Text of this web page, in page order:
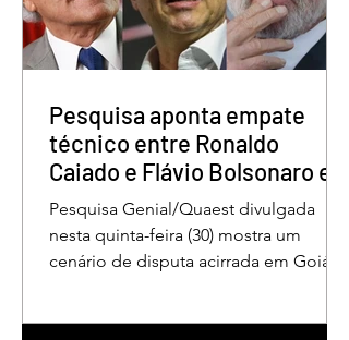
Carlos Peixoto,
homenageado pela
CLDF no Dia da
Pesquisa aponta empate
técnico entre Ronaldo
Caiado e Flávio Bolsonaro em
Goiás
Pesquisa Genial/Quaest divulgada
nesta quinta-feira (30) mostra um
cenário de disputa acirrada em Goiás